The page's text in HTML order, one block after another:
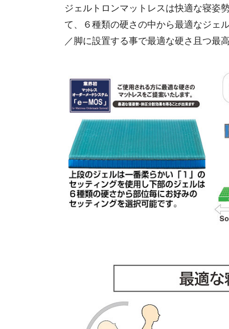
ジェルトロンマットレスは快適な寝姿
て、６種類の硬さの中から最適なジェ
／脚に設置する事で最適な硬さ且つ最